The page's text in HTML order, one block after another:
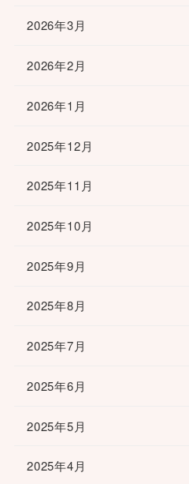
2026年3月
2026年2月
2026年1月
2025年12月
2025年11月
2025年10月
2025年9月
2025年8月
2025年7月
2025年6月
2025年5月
2025年4月